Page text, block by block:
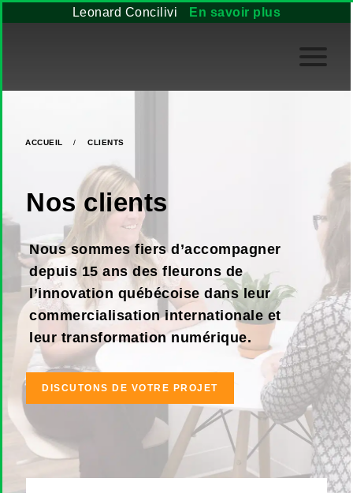
Leonard Concilivi En savoir plus
ACCUEIL / CLIENTS
Nos clients
Nous sommes fiers d’accompagner
depuis 15 ans des fleurons de
l’innovation québécoise dans leur
commercialisation internationale et
leur transformation numérique.
DISCUTONS DE VOTRE PROJET